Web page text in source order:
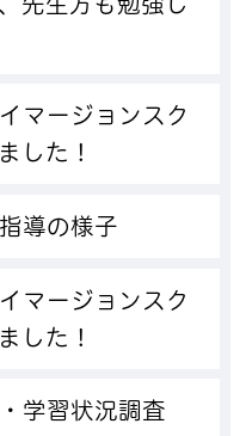
先生方も勉強し
マージョンスク
した！
導の様子
マージョンスク
した！
学習状況調査